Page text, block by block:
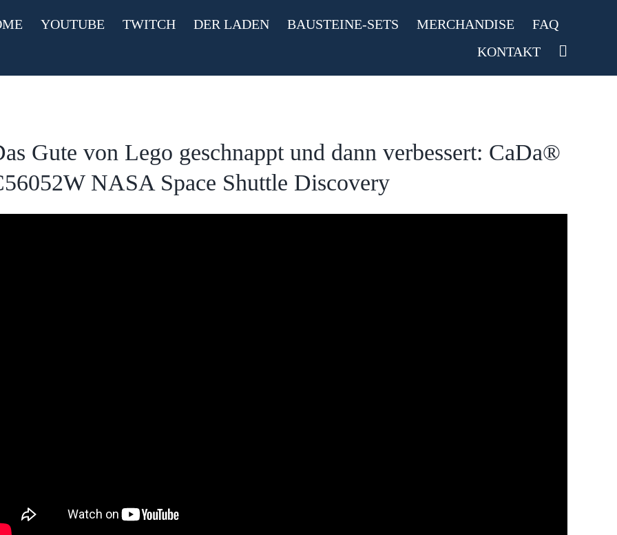
YOUTUBE TWITCH DER LADEN BAUSTEINE-SETS MERCHANDISE
FAQ
KONTAKT
Gute von Lego geschnappt und dann verbessert: CaDa®
NASA Space Shuttle Discovery